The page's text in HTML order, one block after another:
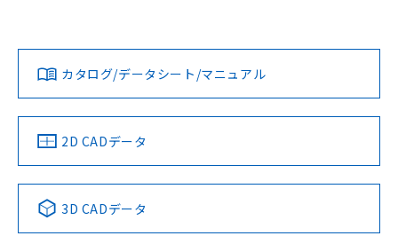
ダウンロードデータをご利用いただく前に、以下を必ずお読
みください。
ソフトウェアの使用条件
対応済み
中国 RoHS 注意事項・凡例
Pb Hg Cd Cr(VI)
LR型式承認
（イギリス
船舶規格）
DNV型式承認
（ノルウェー
BV型式承認
（フランス
KR型式
（韓国
No No No No
この製品の規格認証/適合状況ページへ
カタログ/データシート/マニュアル
2D CADデータ
3D CADデータ